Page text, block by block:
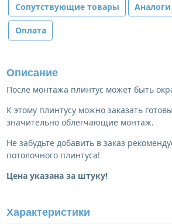
Сопутствующие товары Аналоги
Оплата
Описание
После монтажа плинтус может быть
К этому плинтусу можно заказать
значительно облегчающие монтаж.
Не забудьте добавить в заказ
потолочного плинтуса!
Цена указана за штуку!
Характеристики